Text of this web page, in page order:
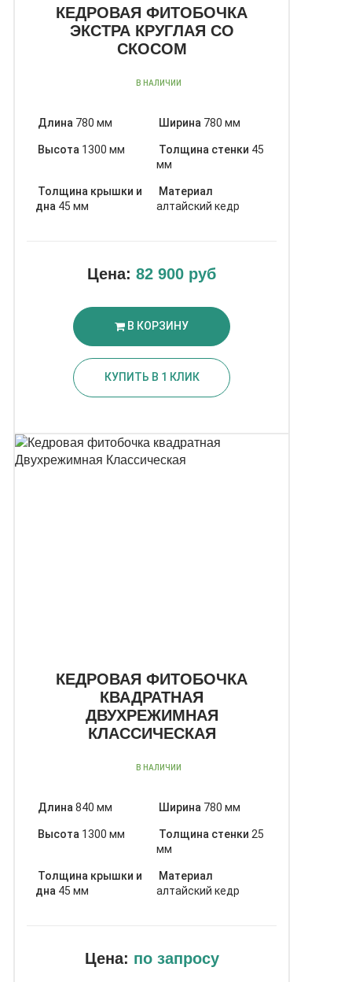
КЕДРОВАЯ ФИТОБОЧКА
ЭКСТРА КРУГЛАЯ СО
СКОСОМ
В НАЛИЧИИ
Длина 780 мм Ширина 780 мм
Высота 1300 мм Толщина стенки 45
мм
Толщина крышки и
дна 45 мм
Материал
алтайский кедр
Цена: 82 900 руб
В КОРЗИНУ
КУПИТЬ В 1 КЛИК
КЕДРОВАЯ ФИТОБОЧКА
КВАДРАТНАЯ
ДВУХРЕЖИМНАЯ
КЛАССИЧЕСКАЯ
В НАЛИЧИИ
Длина 840 мм Ширина 780 мм
Высота 1300 мм Толщина стенки 25
мм
Толщина крышки и
дна 45 мм
Материал
алтайский кедр
Цена: по запросу